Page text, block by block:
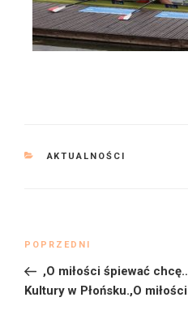
KATEGORIE
AKTUALNOŚCI
Nawigacja
Poprzedni
wpis
POPRZEDNI
,O miłości śpiewać
Kultury w Płońsku.,O